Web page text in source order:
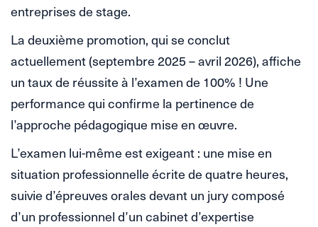
entreprises de stage.
La deuxième promotion, qui se conclut
actuellement (septembre 2025 – avril 2026), affiche
un taux de réussite à l’examen de 100% ! Une
performance qui confirme la pertinence de
l’approche pédagogique mise en œuvre.
L’examen lui-même est exigeant : une mise en
situation professionnelle écrite de quatre heures,
suivie d’épreuves orales devant un jury composé
d’un professionnel d’un cabinet d’expertise